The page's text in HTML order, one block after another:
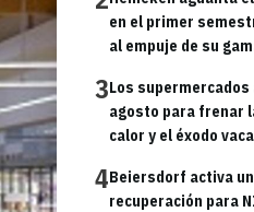
en el primer
al empuje de su
3Los
agosto para frenar
calor y el éxodo
4Beiersdorf activa
recuperación para